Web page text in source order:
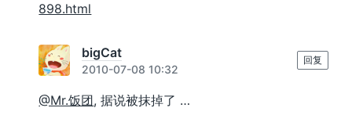
898.html
bigCat
2010-07-08 10:32
@Mr.饭团, 据说被抹掉了 …
回复